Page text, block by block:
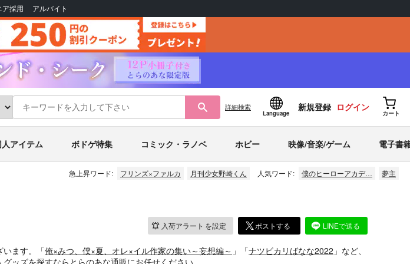
ア採用 アルバイト
詳細検索
Language
新規登録 ログイン
カート
人アイテム ボドゲ特集 コミック・ラノベ ホビー 映像/音楽/ゲーム 電子書
急上昇ワード: フリンズ×ファルカ 月刊少女野崎くん 人気ワード: 僕のヒーローアカデ… 夢主
入荷アラート を設定 ポストする LINEで送る
います。「俺×みつ、僕×夏、オレ×イル作家の集い～妄想編～ 」「ナツビカリばなな2022 」など、
ッズを探すならとらのあな通販にお任せください。